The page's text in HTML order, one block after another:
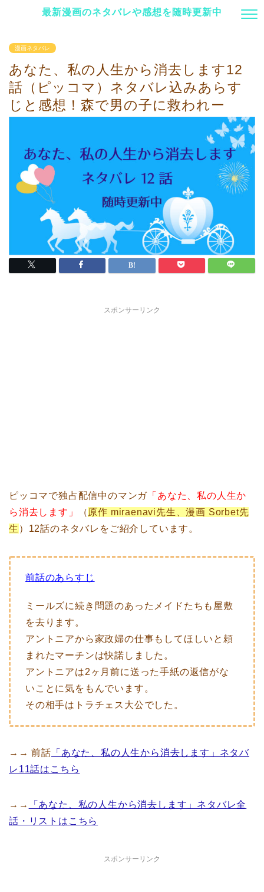
最新漫画のネタバレや感想を随時更新中
漫画ネタバレ
あなた、私の人生から消去します12
話（ピッコマ）ネタバレ込みあらす
じと感想！森で男の子に救われー
スポンサーリンク
ピッコマで独占配信中のマンガ 「あなた、私の人生か
ら消去します」
（ 原作 miraenavi先生、漫画 Sorbet先
生 ）12話のネタバレをご紹介しています。
前話のあらすじ
ミールズに続き問題のあったメイドたちも屋敷
を去ります。
アントニアから家政婦の仕事もしてほしいと頼
まれたマーチンは快諾しました。
アントニアは2ヶ月前に送った手紙の返信がな
いことに気をもんでいます。
その相手はトラチェス大公でした。
→→ 前話 「あなた、私の人生から消去します」ネタバ
レ11話はこちら
→→
「あなた、私の人生から消去します」ネタバレ全
話・リストはこちら
スポンサーリンク